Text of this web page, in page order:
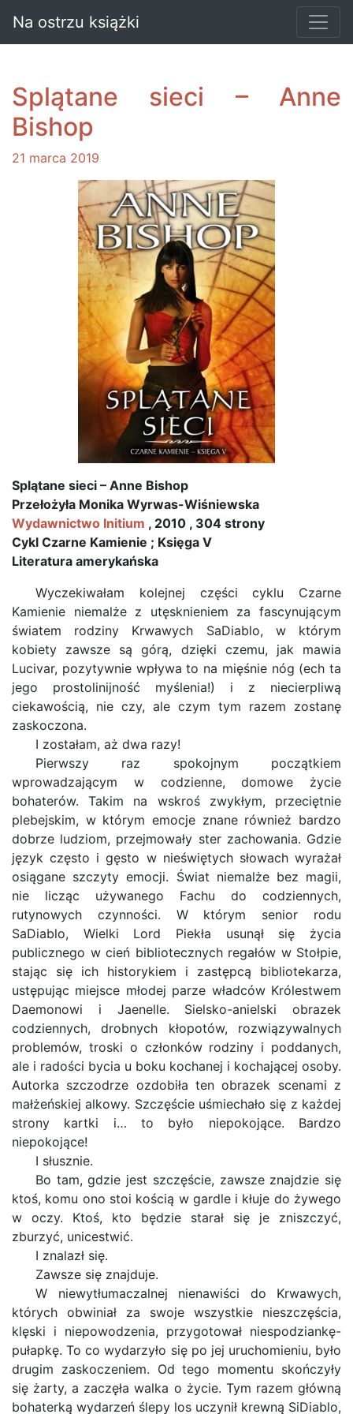
Na ostrzu książki
Splątane sieci – Anne
Bishop
21 marca 2019
Splątane sieci – Anne Bishop
Przełożyła Monika Wyrwas-Wiśniewska
Wydawnictwo Initium , 2010 , 304 strony
Cykl Czarne Kamienie ; Księga V
Literatura amerykańska
Wyczekiwałam kolejnej części cyklu Czarne
Kamienie niemalże z utęsknieniem za fascynującym
światem rodziny Krwawych SaDiablo, w którym
kobiety zawsze są górą, dzięki czemu, jak mawia
Lucivar, pozytywnie wpływa to na mięśnie nóg (ech ta
jego prostolinijność myślenia!) i z niecierpliwą
ciekawością, nie czy, ale czym tym razem zostanę
zaskoczona.
I zostałam, aż dwa razy!
Pierwszy raz spokojnym początkiem
wprowadzającym w codzienne, domowe życie
bohaterów. Takim na wskroś zwykłym, przeciętnie
plebejskim, w którym emocje znane również bardzo
dobrze ludziom, przejmowały ster zachowania. Gdzie
język często i gęsto w nieświętych słowach wyrażał
osiągane szczyty emocji. Świat niemalże bez magii,
nie licząc używanego Fachu do codziennych,
rutynowych czynności. W którym senior rodu
SaDiablo, Wielki Lord Piekła usunął się życia
publicznego w cień bibliotecznych regałów w Stołpie,
stając się ich historykiem i zastępcą bibliotekarza,
ustępując miejsce młodej parze władców Królestwem
Daemonowi i Jaenelle. Sielsko-anielski obrazek
codziennych, drobnych kłopotów, rozwiązywalnych
problemów, troski o członków rodziny i poddanych,
ale i radości bycia u boku kochanej i kochającej osoby.
Autorka szczodrze ozdobiła ten obrazek scenami z
małżeńskiej alkowy. Szczęście uśmiechało się z każdej
strony kartki i… to było niepokojące. Bardzo
niepokojące!
I słusznie.
Bo tam, gdzie jest szczęście, zawsze znajdzie się
ktoś, komu ono stoi kością w gardle i kłuje do żywego
w oczy. Ktoś, kto będzie starał się je zniszczyć,
zburzyć, unicestwić.
I znalazł się.
Zawsze się znajduje.
W niewytłumaczalnej nienawiści do Krwawych,
których obwiniał za swoje wszystkie nieszczęścia,
klęski i niepowodzenia, przygotował niespodziankę-
pułapkę. To co wydarzyło się po jej uruchomieniu, było
drugim zaskoczeniem. Od tego momentu skończyły
się żarty, a zaczęła walka o życie. Tym razem główną
bohaterką wydarzeń ślepy los uczynił krewną SiDiablo,